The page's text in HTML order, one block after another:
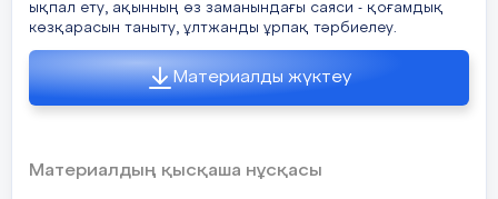
ықпал ету, ақынның өз заманындағы саяси - қоғамдық
көзқарасын таныту, ұлтжанды ұрпақ тәрбиелеу.
Материалды жүктеу
Материалдың қысқаша нұсқасы